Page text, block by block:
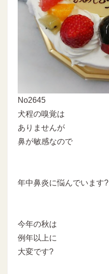
No2645
犬程の嗅覚は
ありませんが
鼻が敏感なので
年中鼻炎に悩んでいます?
今年の秋は
例年以上に
大変です?